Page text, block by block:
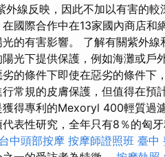
外線反映，因此不加以有害的較
國際合作中在13家國內商店
的有害影響。 了解有關紫外
光下提供保護，例如海灘或戶
劣的條件下即使在惡劣的條件
常規的皮膚保護，但值得在預
得專利的Mexoryl 400輕質過
表性研究，全年只有8％的匈
台中頭部按摩 按摩師證照班 臺中